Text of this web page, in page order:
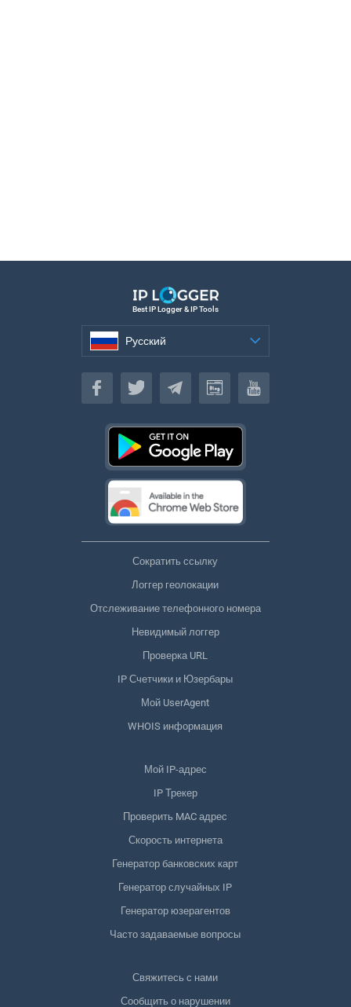
Best IP Logger & IP Tools
Русский
Русский
Сократить ссылку
Логгер геолокации
Отслеживание телефонного номера
Невидимый логгер
Проверка URL
IP Счетчики и Юзербары
Мой UserAgent
WHOIS информация
Мой IP-адрес
IP Трекер
Проверить MAC адрес
Скорость интернета
Генератор банковских карт
Генератор случайных IP
Генератор юзерагентов
Часто задаваемые вопросы
Свяжитесь с нами
Сообщить о нарушении